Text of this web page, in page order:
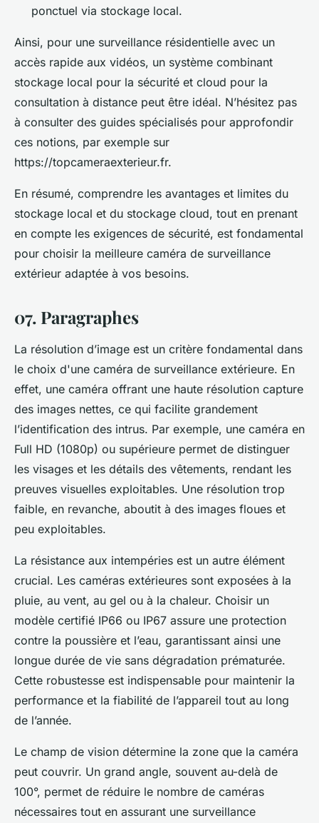
ponctuel via stockage local.
Ainsi, pour une surveillance résidentielle avec un
accès rapide aux vidéos, un système combinant
stockage local pour la sécurité et cloud pour la
consultation à distance peut être idéal. N’hésitez pas
à consulter des guides spécialisés pour approfondir
ces notions, par exemple sur
https://topcameraexterieur.fr.
En résumé, comprendre les avantages et limites du
stockage local et du stockage cloud, tout en prenant
en compte les exigences de sécurité, est fondamental
pour choisir la meilleure caméra de surveillance
extérieur adaptée à vos besoins.
07. Paragraphes
La résolution d’image est un critère fondamental dans
le choix d'une caméra de surveillance extérieure. En
effet, une caméra offrant une haute résolution capture
des images nettes, ce qui facilite grandement
l’identification des intrus. Par exemple, une caméra en
Full HD (1080p) ou supérieure permet de distinguer
les visages et les détails des vêtements, rendant les
preuves visuelles exploitables. Une résolution trop
faible, en revanche, aboutit à des images floues et
peu exploitables.
La résistance aux intempéries est un autre élément
crucial. Les caméras extérieures sont exposées à la
pluie, au vent, au gel ou à la chaleur. Choisir un
modèle certifié IP66 ou IP67 assure une protection
contre la poussière et l’eau, garantissant ainsi une
longue durée de vie sans dégradation prématurée.
Cette robustesse est indispensable pour maintenir la
performance et la fiabilité de l’appareil tout au long
de l’année.
Le champ de vision détermine la zone que la caméra
peut couvrir. Un grand angle, souvent au-delà de
100°, permet de réduire le nombre de caméras
nécessaires tout en assurant une surveillance